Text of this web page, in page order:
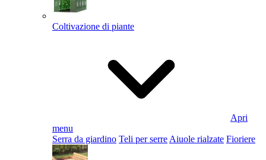
Coltivazione di piante
Apri
menu
Serra da giardino Teli per serre Aiuole rialzate Fioriere